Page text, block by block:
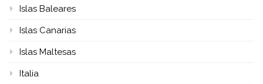
Islas Baleares
Islas Canarias
Islas Maltesas
Italia